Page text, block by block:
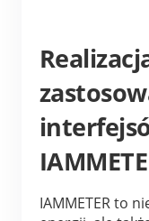
IAMMETER to